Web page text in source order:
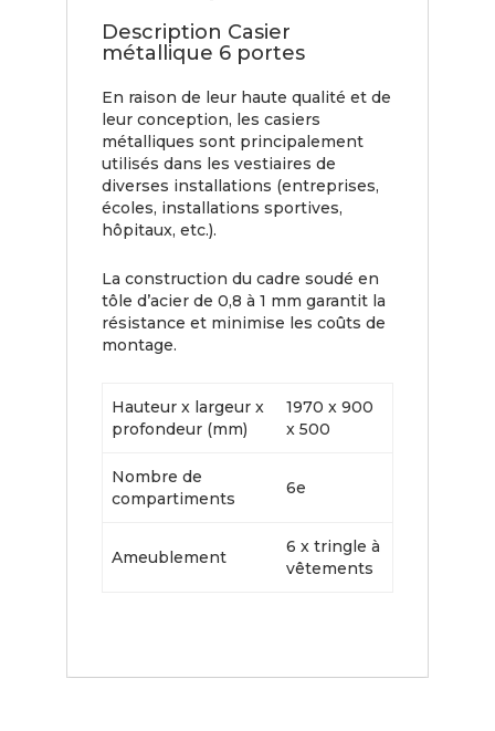
Description Casier
métallique 6 portes
En raison de leur haute qualité et de
leur conception, les casiers
métalliques sont principalement
utilisés dans les vestiaires de
diverses installations (entreprises,
écoles, installations sportives,
hôpitaux, etc.).
La construction du cadre soudé en
tôle d’acier de 0,8 à 1 mm garantit la
résistance et minimise les coûts de
montage.
Hauteur x largeur x
profondeur (mm)
1970 x 900
x 500
Nombre de
compartiments
6e
Ameublement
6 x tringle à
vêtements